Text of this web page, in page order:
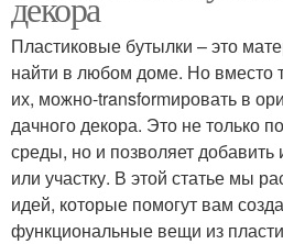
Пластиковые бутылки – это
найти в любом доме. Но вместо
их, можно-transformировать в
дачного декора. Это не только
среды, но и позволяет
или участку. В этой статье мы
идей, которые помогут вам
функциональные вещи из